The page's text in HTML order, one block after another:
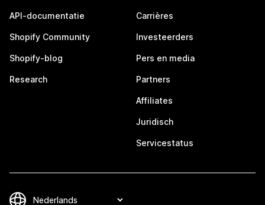
API-documentatie
Shopify Community
Shopify-blog
Research
Carrières
Investeerders
Pers en media
Partners
Affiliates
Juridisch
Servicestatus